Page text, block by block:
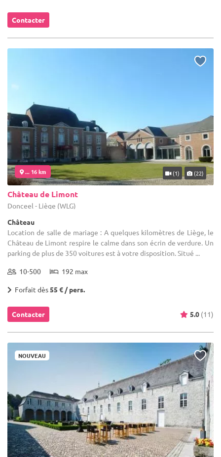
Contacter
... 16 km (1) (22)
Château de Limont
Donceel - Liège (WLG)
Château
Location de salle de mariage : A quelques kilomètres de Liège, le
Château de Limont respire le calme dans son écrin de verdure. Un
parking de plus de 350 voitures est à votre disposition. Situé ...
10-500 192 max
Forfait dès55 € / pers.
Contacter 5.0 (11)
NOUVEAU